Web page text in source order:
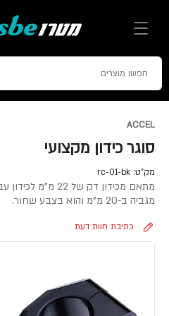
ACCEL
סוגר כידון מקצועי
מק"ט: rc-01-bk
מגביה ב-20 מ"מ והוא בצבע שחור.
כתיבת חוות דעת